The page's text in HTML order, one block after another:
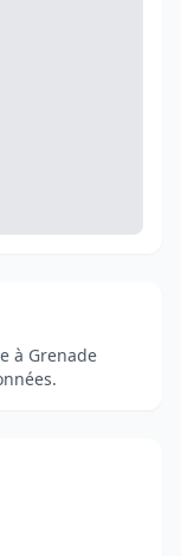
à Grenade